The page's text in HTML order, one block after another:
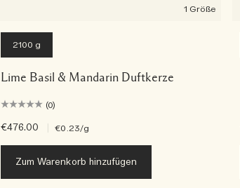
1 Größe
2100 g
Lime Basil & Mandarin Duftkerze
(0)
€476.00 €0.23/g
Zum Warenkorb hinzufügen